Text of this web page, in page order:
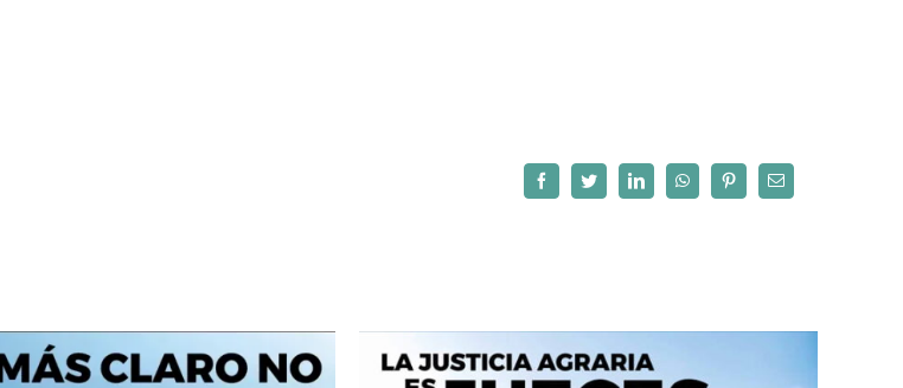
FacebookTwitterLinkedInWhatsAppPinterestCorreo
electrónico